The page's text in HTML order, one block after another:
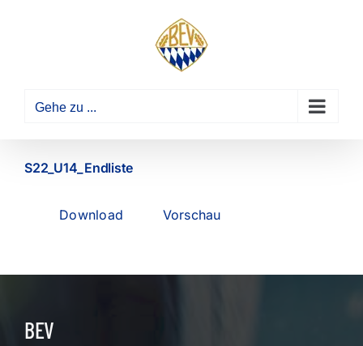
Gehe zu ...
S22_U14_Endliste
Download Vorschau
BEV